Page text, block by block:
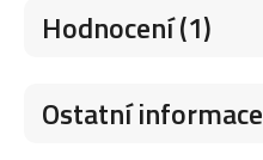
Hodnocení (1)
Ostatní informace